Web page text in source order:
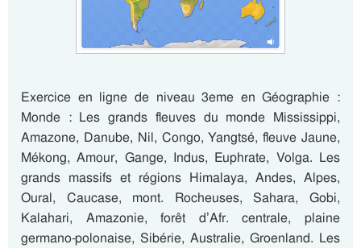
Exercice en ligne de niveau 3eme en Géographie :
Monde : Les grands fleuves du monde Mississippi,
Amazone, Danube, Nil, Congo, Yangtsé, fleuve Jaune,
Mékong, Amour, Gange, Indus, Euphrate, Volga. Les
grands massifs et régions Himalaya, Andes, Alpes,
Oural, Caucase, mont. Rocheuses, Sahara, Gobi,
Kalahari, Amazonie, forêt d’Afr. centrale, plaine
germano-polonaise, Sibérie, Australie, Groenland. Les